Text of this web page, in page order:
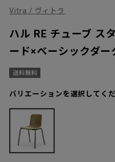
Vitra / ヴィトラ
ハル RE チューブ ス
ード×ベーシックダー
バリエーションを選択してく